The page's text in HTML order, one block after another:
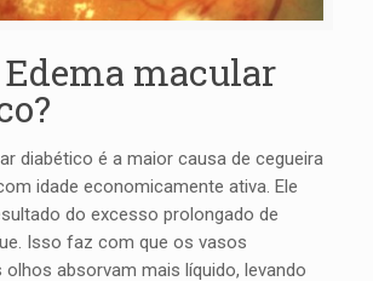
Edema macular
diabético é a maior causa de cegueira
idade economicamente ativa. Ele
do excesso prolongado de
Isso faz com que os vasos
olhos absorvam mais líquido, levando